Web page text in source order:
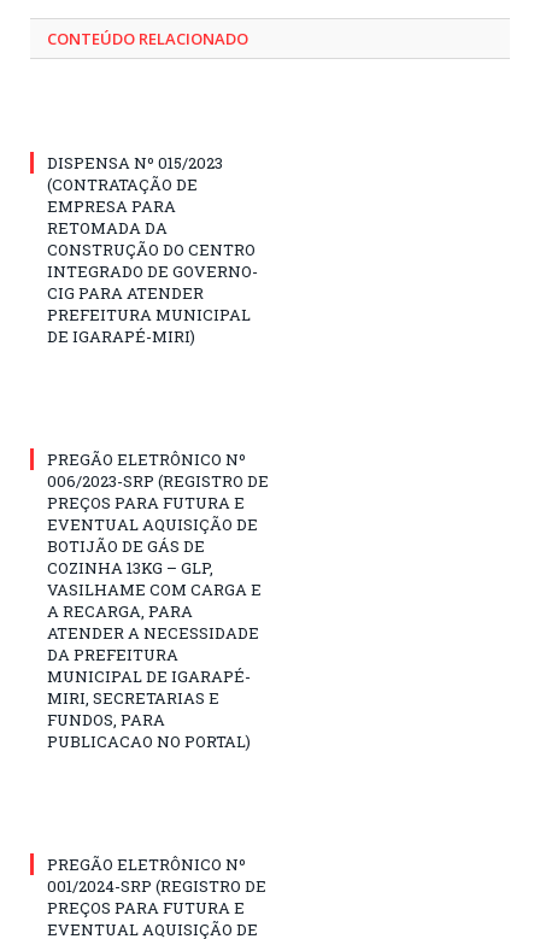
CONTEÚDO RELACIONADO
DISPENSA Nº 015/2023
(CONTRATAÇÃO DE
EMPRESA PARA
RETOMADA DA
CONSTRUÇÃO DO CENTRO
INTEGRADO DE GOVERNO-
CIG PARA ATENDER
PREFEITURA MUNICIPAL
DE IGARAPÉ-MIRI)
PREGÃO ELETRÔNICO Nº
006/2023-SRP (REGISTRO DE
PREÇOS PARA FUTURA E
EVENTUAL AQUISIÇÃO DE
BOTIJÃO DE GÁS DE
COZINHA 13KG – GLP,
VASILHAME COM CARGA E
A RECARGA, PARA
ATENDER A NECESSIDADE
DA PREFEITURA
MUNICIPAL DE IGARAPÉ-
MIRI, SECRETARIAS E
FUNDOS, PARA
PUBLICACAO NO PORTAL)
PREGÃO ELETRÔNICO Nº
001/2024-SRP (REGISTRO DE
PREÇOS PARA FUTURA E
EVENTUAL AQUISIÇÃO DE